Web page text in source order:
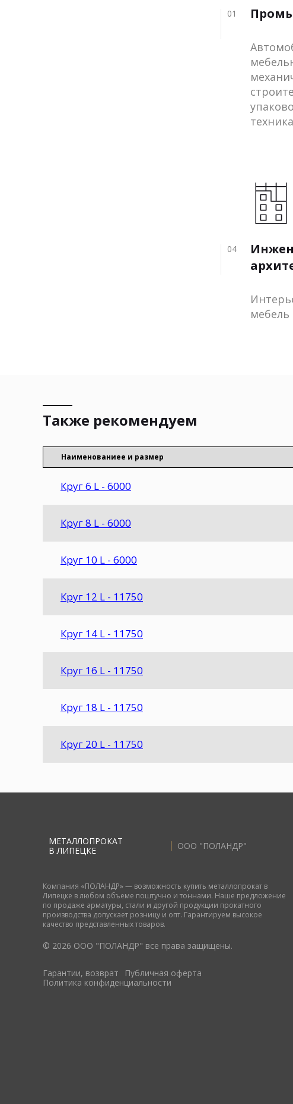
01
техника
04
мебель
Также рекомендуем
Наименованиеe и размер
Круг 6 L - 6000
Круг 8 L - 6000
Круг 10 L - 6000
Круг 12 L - 11750
Круг 14 L - 11750
Круг 16 L - 11750
Круг 18 L - 11750
Круг 20 L - 11750
МЕТАЛЛОПРОКАТ
В ЛИПЕЦКЕ
ООО "ПОЛАНДР"
Компания «ПОЛАНДР» — возможность купить металлопрокат в
Липецке в любом объеме поштучно и тоннами. Наше предложение
по продаже арматуры, стали и другой продукции прокатного
производства допускает розницу и опт. Гарантируем высокое
качество представленных товаров.
© 2026 ООО "ПОЛАНДР" все права защищены.
Гарантии, возврат
Публичная оферта
Политика конфиденциальности